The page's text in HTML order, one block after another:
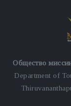
Общество
Department of